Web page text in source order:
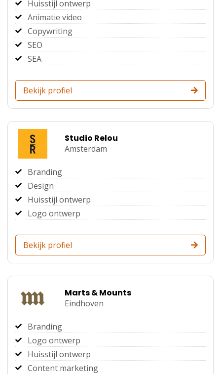
Huisstijl ontwerp
Animatie video
Copywriting
SEO
SEA
Bekijk profiel
Studio Relou
Amsterdam
Branding
Design
Huisstijl ontwerp
Logo ontwerp
Bekijk profiel
Marts & Mounts
Eindhoven
Branding
Logo ontwerp
Huisstijl ontwerp
Content marketing